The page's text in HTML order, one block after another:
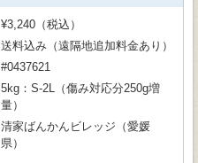
¥3,240（税込）
送料込み（遠隔地追加料金あり）
#0437621
5kg：S-2L（傷み対応分250g増
量）
清家ばんかんビレッジ（愛媛
県）